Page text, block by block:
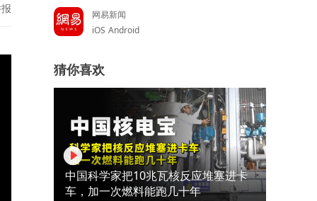
网易新闻
iOS Android
猜你喜欢
中国科学家把10兆瓦核反应堆塞进卡
车，加一次燃料能跑几十年